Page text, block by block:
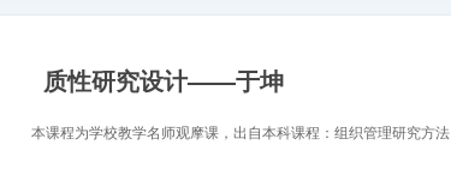
质性研究设计——于坤
本课程为学校教学名师观摩课，出自本科课程：组织管理研究方法